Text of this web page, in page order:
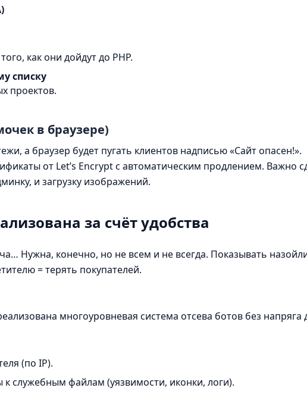
как они дойдут до PHP.
списку
проектов.
в браузере)
а браузер будет пугать клиентов надписью «Сайт опасен!».
от Let’s Encrypt с автоматическим продлением. Важно
и загрузку изображений.
за счёт удобства
Нужна, конечно, но не всем и не всегда. Показывать
= терять покупателей.
многоуровневая система отсева ботов без напряга
(по IP).
служебным файлам (уязвимости, иконки, логи).